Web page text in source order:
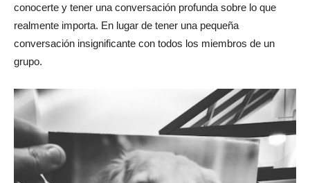
conocerte y tener una conversación profunda sobre lo que
realmente importa. En lugar de tener una pequeña
conversación insignificante con todos los miembros de un
grupo.